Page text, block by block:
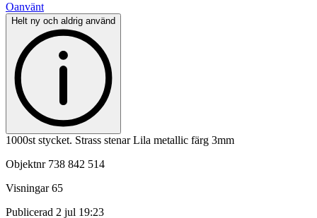
Oanvänt
Helt ny och aldrig använd
1000st stycket. Strass stenar Lila metallic färg 3mm
Objektnr 738 842 514
Visningar 65
Publicerad 2 jul 19:23